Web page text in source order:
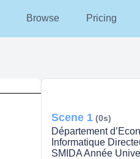
Browse Pricing
Scene 1 (0s)
Département
Informatique
SMIDA Année